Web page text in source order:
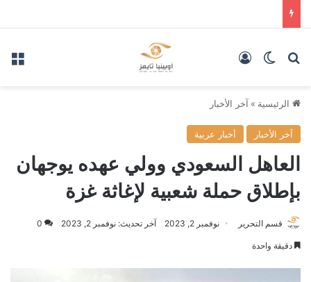
بحث عنالوضع المظلم
الرئيسية » آخر الأخبار
آخر الأخبار أخبار عربية
العاهل السعودي وولي عهده يوجهان
بإطلاق حملة شعبية لإغاثة غزة
قسم التحرير نوفمبر 2, 2023 آخر تحديث: نوفمبر 2, 2023 0
دقيقة واحدة